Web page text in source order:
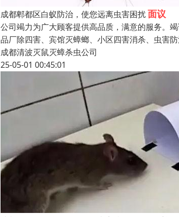
成都郫都区白蚁防治，使您远离虫害困扰面议
公司竭力为广大顾客提供高品质，满意的服务。
品厂除四害、宾馆灭蟑螂、小区四害消杀、虫害
成都清波灭鼠灭蟑杀虫公司
25-05-01 00:45:01